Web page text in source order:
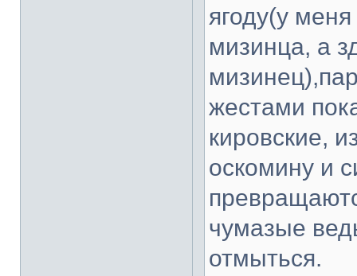
ягоду(у
мизинца, а
жестами
кировские,
оскомину и
чумазые
отмыться.